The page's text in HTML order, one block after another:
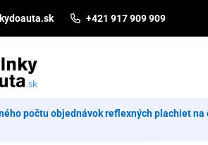
+421 917 909 909
počtu objednávok reflexných plachiet